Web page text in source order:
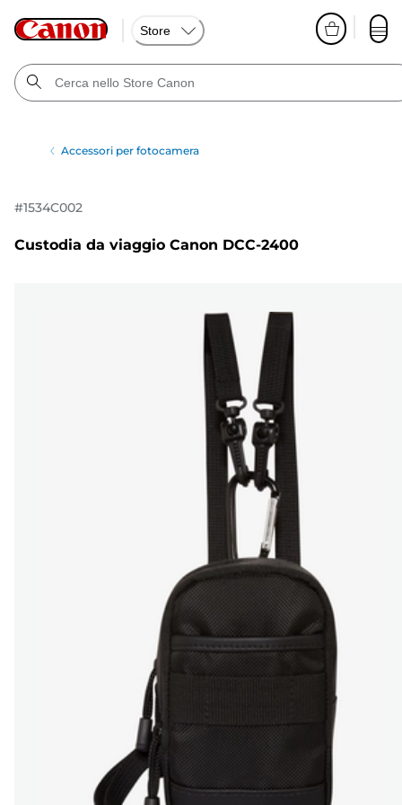
Store
Accessori per fotocamera
#1534C002
Custodia da viaggio Canon DCC-2400